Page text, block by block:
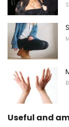
Useful and